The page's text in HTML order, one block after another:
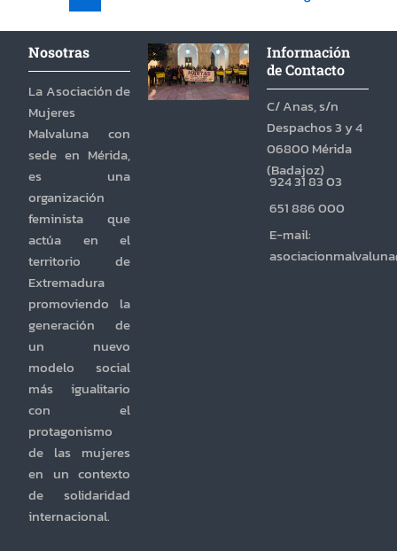
Nosotras
La Asociación de
Mujeres
Malvaluna con
sede en Mérida,
es una
organización
feminista que
actúa en el
territorio de
Extremadura
promoviendo la
generación de
un nuevo
modelo social
más igualitario
con el
protagonismo
de las mujeres
en un contexto
de solidaridad
internacional.
Información
de Contacto
C/ Anas, s/n
Despachos 3 y 4
06800 Mérida
(Badajoz)
924 31 83 03
651 886 000
E-mail: